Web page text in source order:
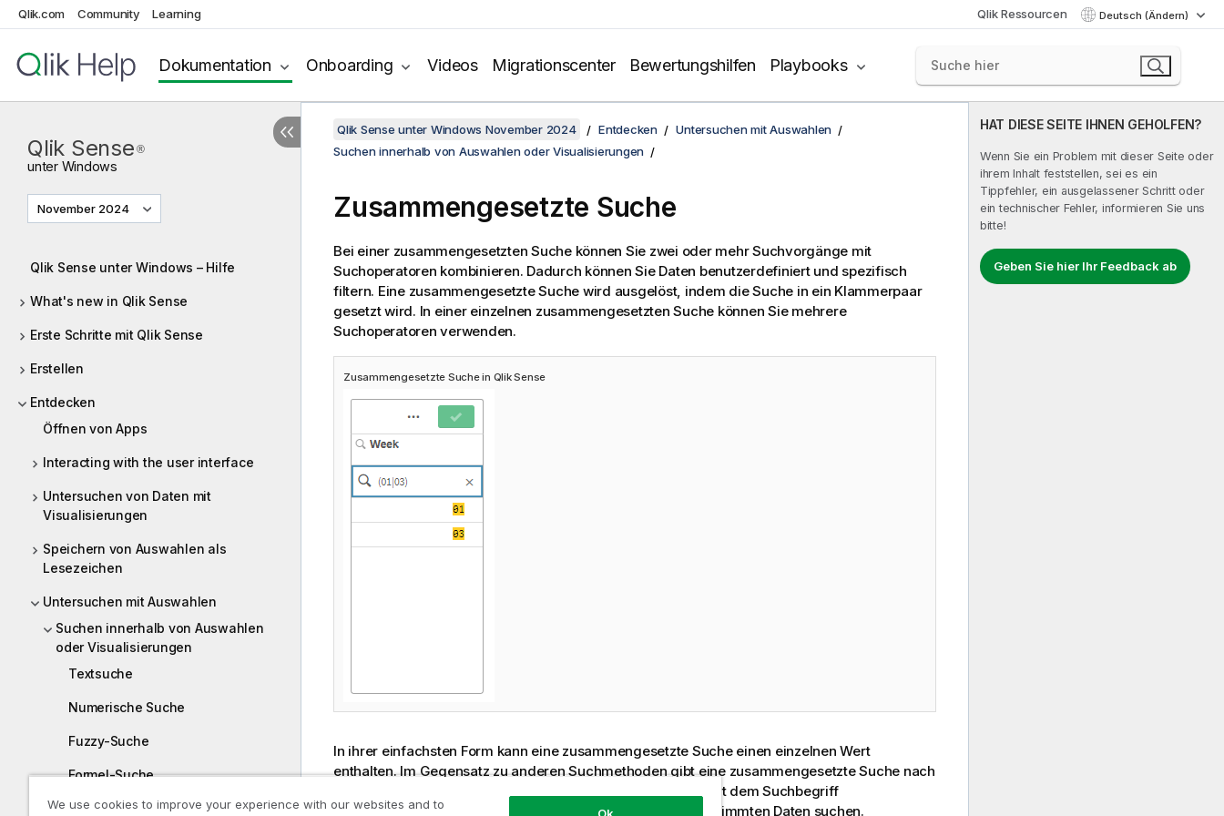
Qlik.com Community Learning Qlik Ressourcen Deutsch (Ändern)
Dokumentation Onboarding Videos Migrationscenter Bewertungshilfen Playbooks
Qlik Sense ®
unter Windows
November 2024
Qlik Sense unter Windows – Hilfe
What's new in Qlik Sense
Erste Schritte mit Qlik Sense
Erstellen
Entdecken
Öffnen von Apps
Interacting with the user interface
Untersuchen von Daten mit
Visualisierungen
Speichern von Auswahlen als
Lesezeichen
Untersuchen mit Auswahlen
Suchen innerhalb von Auswahlen
oder Visualisierungen
Textsuche
Numerische Suche
Fuzzy-Suche
Formel-Suche
Zusammengesetzte Suche
HAT DIESE SEITE IHNEN GEHOLFEN?
Wenn Sie ein Problem mit dieser Seite oder
ihrem Inhalt feststellen, sei es ein
Tippfehler, ein ausgelassener Schritt oder
ein technischer Fehler, informieren Sie uns
bitte!
Geben Sie hier Ihr Feedback ab
Qlik Sense unter Windows November 2024 Entdecken
Untersuchen mit Auswahlen
Suchen innerhalb von Auswahlen oder Visualisierungen
Zusammengesetzte Suche
Bei einer zusammengesetzten Suche können Sie zwei oder mehr Suchvorgänge mit
Suchoperatoren kombinieren. Dadurch können Sie Daten benutzerdefiniert und spezifisch
filtern. Eine zusammengesetzte Suche wird ausgelöst, indem die Suche in ein Klammerpaar
gesetzt wird. In einer einzelnen zusammengesetzten Suche können Sie mehrere
Suchoperatoren verwenden.
Zusammengesetzte Suche in Qlik Sense
In ihrer einfachsten Form kann eine zusammengesetzte Suche einen einzelnen Wert
enthalten. Im Gegensatz zu anderen Suchmethoden gibt eine zusammengesetzte Suche nach
einem einzelnen Suchbegriff nur Werte zurück, die genau mit dem Suchbegriff
übereinstimmen. Dadurch können Sie spezifischer nach bestimmten Daten suchen.
We use cookies to improve your experience with our websites and to